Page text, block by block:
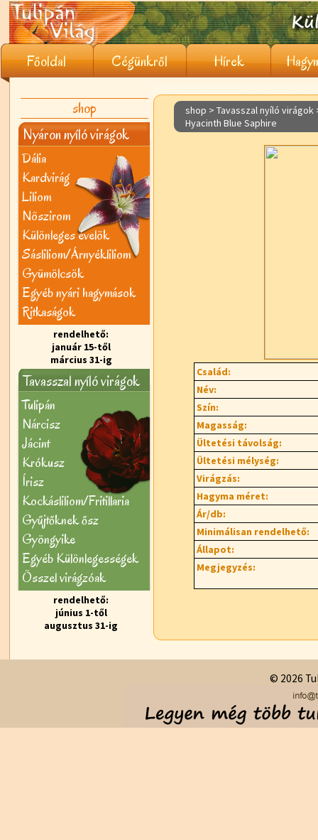
Főoldal Cégünkről Hírek
shop
Nyáron nyíló virágok
Dália
Kardvirág
Liliom
Nõszirom
Különleges évelõk
Sásliliom/Árnyékliliom
Gyümölcsök
Egyéb nyári hagymások
Ritkaságok
rendelhető:
január 15-től
március 31-ig
Tavasszal nyíló virágok
Tulipán
Nárcisz
Jácint
Krókusz
Írisz
Kockásliliom/Fritillaria
Gyűjtőknek ősz
Gyöngyike
Egyéb Különlegességek
Õsszel virágzóak
rendelhető:
június 1-től
augusztus 31-ig
shop > Tavasszal nyíló virágok
Hyacinth Blue Saphire
Család:
Név:
Szín:
Magasság:
Ültetési távolság:
Ültetési mélység:
Virágzás:
Hagyma méret:
Ár/db:
Minimálisan rendelhető:
Állapot:
Megjegyzés:
© 2026